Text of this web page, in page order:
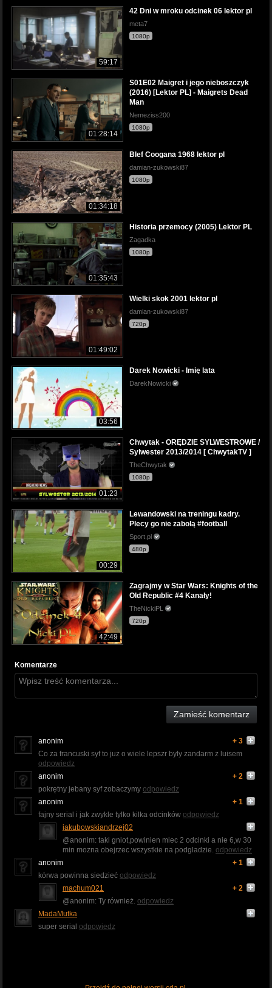
59:17
42 Dni w mroku odcinek 06 lektor pl
meta7
1080p
01:28:14
S01E02 Maigret i jego nieboszczyk
(2016) [Lektor PL] - Maigrets Dead
Man
Nemeziss200
1080p
01:34:18
Blef Coogana 1968 lektor pl
damian-zukowski87
1080p
01:35:43
Historia przemocy (2005) Lektor PL
Zagadka
1080p
01:49:02
Wielki skok 2001 lektor pl
damian-zukowski87
720p
03:56
Darek Nowicki - Imię lata
DarekNowicki
01:23
Chwytak - ORĘDZIE SYLWESTROWE /
Sylwester 2013/2014 [ ChwytakTV ]
TheChwytak
1080p
00:29
Lewandowski na treningu kadry.
Plecy go nie zabolą #football
Sport.pl
480p
42:49
Zagrajmy w Star Wars: Knights of the
Old Republic #4 Kanały!
TheNickiPL
720p
Komentarze
Zamieść komentarz
anonim
+ 3
Co za francuski syf to juz o wiele lepszr byly zandarm z luisem
odpowiedz
anonim
+ 2
pokrętny jebany syf zobaczymy odpowiedz
anonim
+ 1
fajny serial i jak zwykle tylko kilka odcinków odpowiedz
jakubowskiandrzej02
@anonim: taki gniot,powinien miec 2 odcinki a nie 6,w 30
min mozna obejrzec wszystkie na podgladzie. odpowiedz
anonim
+ 1
kórwa powinna siedzieć odpowiedz
machum021
+ 2
@anonim: Ty również. odpowiedz
MadaMutka
super serial odpowiedz